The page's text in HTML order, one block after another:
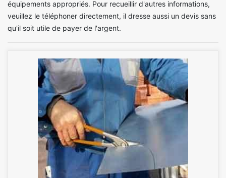
équipements appropriés. Pour recueillir d'autres informations,
veuillez le téléphoner directement, il dresse aussi un devis sans
qu'il soit utile de payer de l'argent.